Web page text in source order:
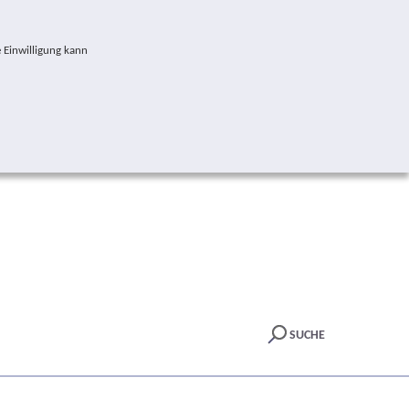
kann
SUCHE